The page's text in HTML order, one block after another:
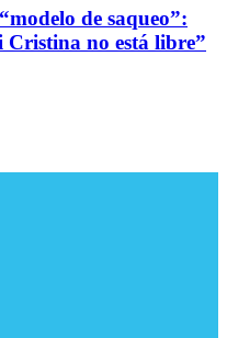
de saqueo”:
Cristina no está libre”